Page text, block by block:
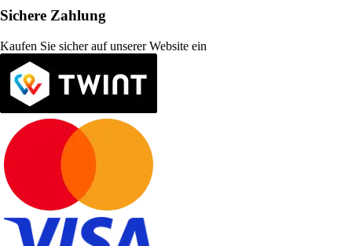
Sichere Zahlung
Kaufen Sie sicher auf unserer Website ein